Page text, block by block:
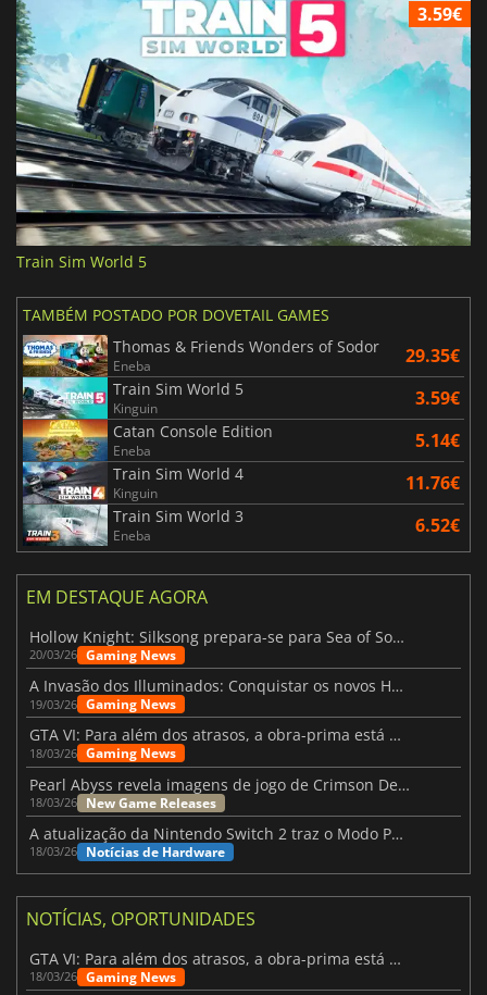
3.59€
Train Sim World 5
TAMBÉM POSTADO POR DOVETAIL GAMES
Thomas & Friends Wonders of Sodor
Eneba 29.35€
Train Sim World 5
Kinguin 3.59€
Catan Console Edition
Eneba 5.14€
Train Sim World 4
Kinguin 11.76€
Train Sim World 3
Eneba 6.52€
EM DESTAQUE AGORA
Hollow Knight: Silksong prepara-se para Sea of Sorrow com um patch
20/03/26 Gaming News
A Invasão dos Illuminados: Conquistar os novos Helldivers 2 Atualização!
19/03/26 Gaming News
GTA VI: Para além dos atrasos, a obra-prima está quase a chegar
18/03/26 Gaming News
Pearl Abyss revela imagens de jogo de Crimson Desert para a PS5
18/03/26 New Game Releases
A atualização da Nintendo Switch 2 traz o Modo Portátil aos jogos mais antigos da Switch
18/03/26 Notícias de Hardware
NOTÍCIAS, OPORTUNIDADES
GTA VI: Para além dos atrasos, a obra-prima está quase a chegar
18/03/26 Gaming News